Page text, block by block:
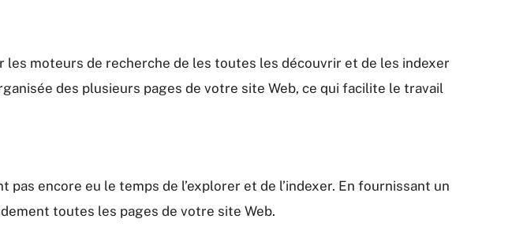
moteurs de recherche de les toutes les découvrir et de les indexer
des plusieurs pages de votre site Web, ce qui facilite le travail
encore eu le temps de l’explorer et de l’indexer. En fournissant un
toutes les pages de votre site Web.